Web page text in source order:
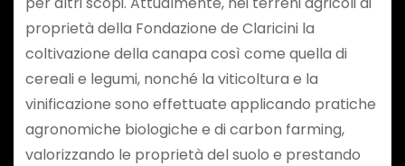
proprietà della Fondazione de Claricini la
coltivazione della canapa così come quella di
cereali e legumi, nonché la viticoltura e la
vinificazione sono effettuate applicando pratiche
agronomiche biologiche e di carbon farming,
valorizzando le proprietà del suolo e prestando